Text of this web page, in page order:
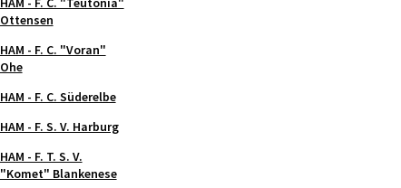
Ottensen
HAM - F. C. "Voran"
Ohe
HAM - F. C. Süderelbe
HAM - F. S. V. Harburg
HAM - F. T. S. V.
"Komet" Blankenese